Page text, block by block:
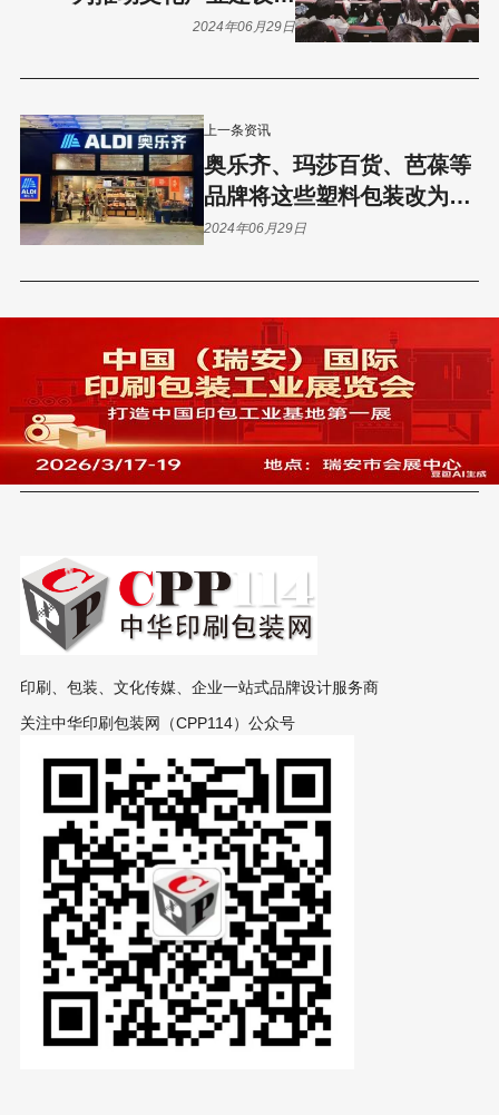
上一条资讯
奥乐齐、玛莎百货、芭葆等
品牌将这些塑料包装改为纸
包装……
2024年06月29日
质量发展贡献力量
2024年06月29日
印刷、包装、文化传媒、企业一站式品牌设计服务商
关注中华印刷包装网（CPP114）公众号